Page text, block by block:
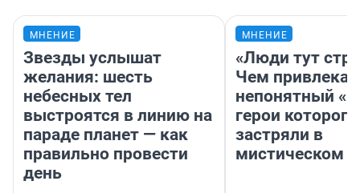
МНЕНИЕ
Звезды услышат
желания: шесть
небесных тел
выстроятся в линию на
параде планет — как
правильно провести
день
МНЕНИЕ
«Люди тут
Чем
непонятный
герои которого
застряли в
мистическом